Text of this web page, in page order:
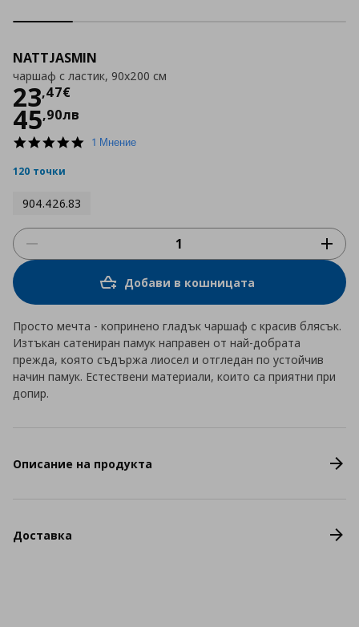
NATTJASMIN
чаршаф с ластик, 90x200 см
23,47€
Цена
45,90лв
5.01 Мнение
120 точки
904.426.83
Добави в кошницата
Просто мечта - копринено гладък чаршаф с красив блясък.
Изтъкан сатениран памук направен от най-добрата
прежда, която съдържа лиосел и отгледан по устойчив
начин памук. Естествени материали, които са приятни при
допир.
Описание на продукта
Доставка